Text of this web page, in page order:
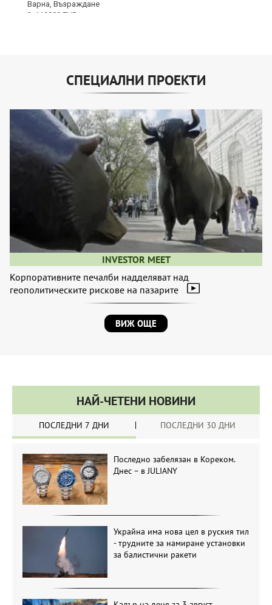
СПЕЦИАЛНИ ПРОЕКТИ
INVESTOR MEET
Корпоративните печалби надделяват над
геополитическите рискове на пазарите
ВИЖ ОЩЕ
НАЙ-ЧЕТЕНИ НОВИНИ
ПОСЛЕДНИ 7 ДНИ ПОСЛЕДНИ 30 ДНИ
Последно забелязан в Кореком.
Днес – в JULIANY
Украйна има нова цел в руския тил
- трудните за намиране установки
за балистични ракети